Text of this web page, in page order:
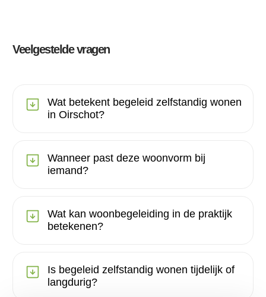
Veelgestelde vragen
Wat betekent begeleid zelfstandig wonen
in Oirschot?
Wanneer past deze woonvorm bij
iemand?
Wat kan woonbegeleiding in de praktijk
betekenen?
Is begeleid zelfstandig wonen tijdelijk of
langdurig?